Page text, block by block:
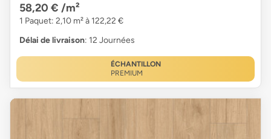
58,20 € /m²
1 Paquet: 2,10 m² à 122,22 €
Délai de livraison: 12 Journées
ÉCHANTILLON
PREMIUM